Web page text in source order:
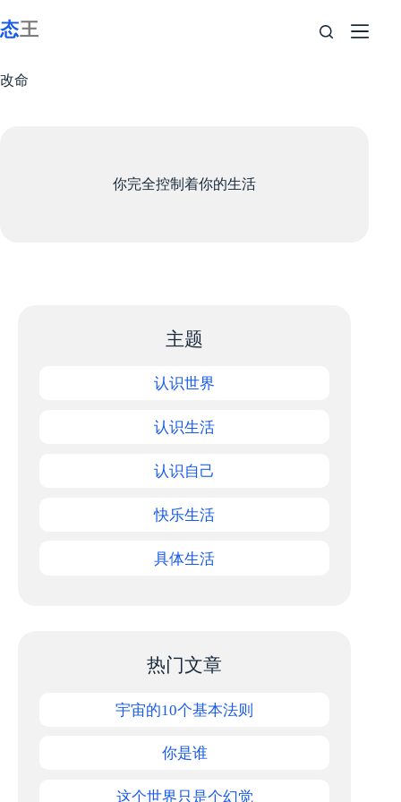
至
改命
你完全控制着你的生活
主题
认识世界
认识生活
认识自己
快乐生活
具体生活
热门文章
宇宙的10个基本法则
你是谁
这个世界只是个幻觉